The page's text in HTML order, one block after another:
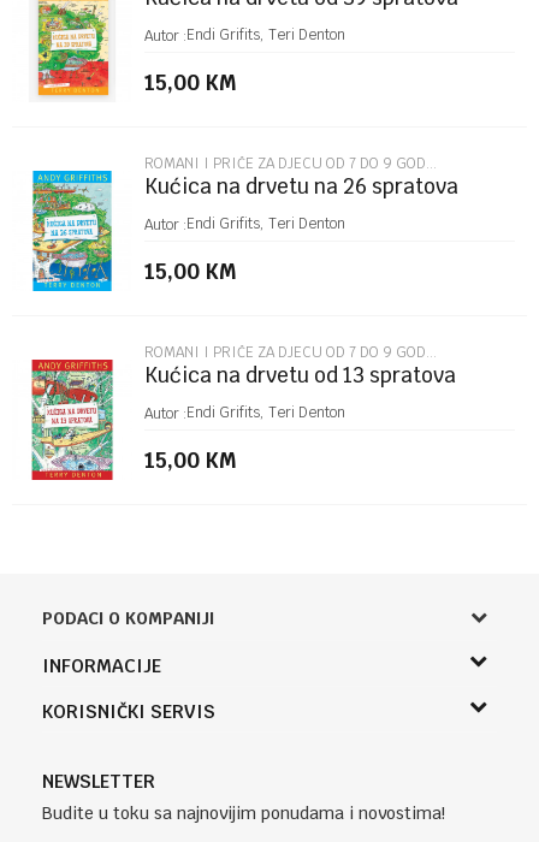
Poruka
POŠALJI
Autor :Endi Grifits, Teri Denton
15,00 KM
ROMANI I PRIČE ZA DJECU OD 7 DO 9 GODINA
Kućica na drvetu na 26 spratova
Autor :Endi Grifits, Teri Denton
15,00 KM
ROMANI I PRIČE ZA DJECU OD 7 DO 9 GODINA
Kućica na drvetu od 13 spratova
Autor :Endi Grifits, Teri Denton
15,00 KM
PODACI O KOMPANIJI
Knjižara Kultura
Knjaza Miloša 3A
Telefon (uprava firme Sladaboni d.o.o)
051 303 460
INFORMACIJE
O nama
Kontakt
Klub povjerenja "Knjižara Kultura"
KORISNIČKI SERVIS
Politika privatnosti
Kako kupiti
NEWSLETTER
Budite u toku sa najnovijim ponudama i novostima!